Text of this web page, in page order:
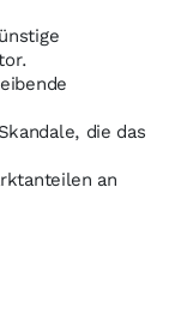
die das
an